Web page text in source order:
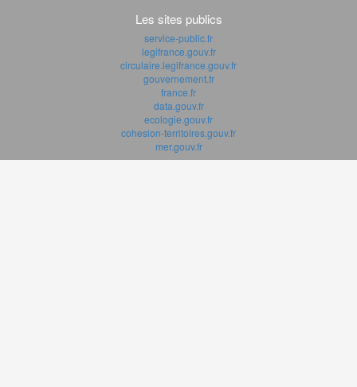
Les sites publics
service-public.fr
legifrance.gouv.fr
circulaire.legifrance.gouv.fr
gouvernement.fr
france.fr
data.gouv.fr
ecologie.gouv.fr
cohesion-territoires.gouv.fr
mer.gouv.fr